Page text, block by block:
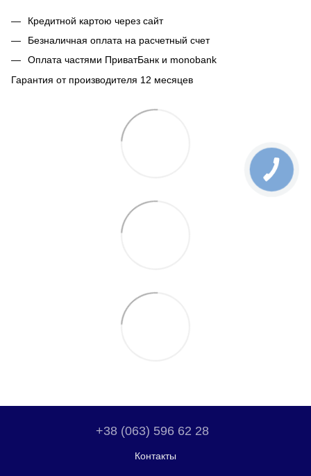
Кредитной картою через сайт
Безналичная оплата на расчетный счет
Оплата частями ПриватБанк и monobank
Гарантия от производителя 12 месяцев
+38 (063) 596 62 28
Контакты